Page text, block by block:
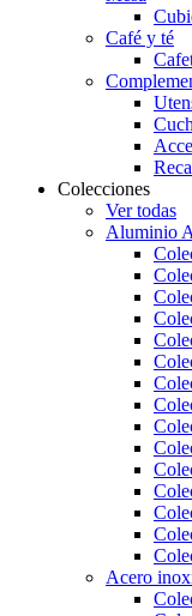
Café y té
Colecciones
Ver todas
Aluminio
Acero